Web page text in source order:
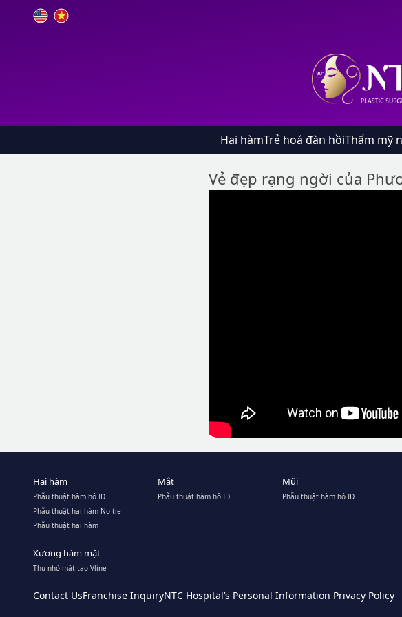
Hai hàmTrẻ hoá đàn hồiThẩm mỹ
Vẻ đẹp rạng ngời của
Hai hàm
Phẫu thuật hàm hô ID
Phẫu thuật hai hàm No-tie
Phẫu thuật hai hàm
Mắt
Phẫu thuật hàm hô ID
Mũi
Phẫu thuật hàm hô ID
Xương hàm mặt
Thu nhỏ mặt tạo Vline
Contact UsFranchise InquiryNTC Hospital’s Personal Information Privacy Policy